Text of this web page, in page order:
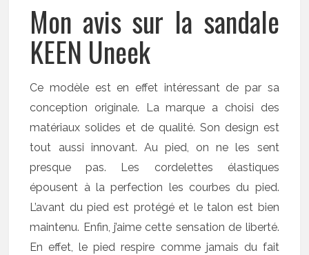
Mon avis sur la sandale
KEEN Uneek
Ce modèle est en effet intéressant de par sa
conception originale. La marque a choisi des
matériaux solides et de qualité. Son design est
tout aussi innovant. Au pied, on ne les sent
presque pas. Les cordelettes élastiques
épousent à la perfection les courbes du pied.
L’avant du pied est protégé et le talon est bien
maintenu. Enfin, j’aime cette sensation de liberté.
En effet, le pied respire comme jamais du fait